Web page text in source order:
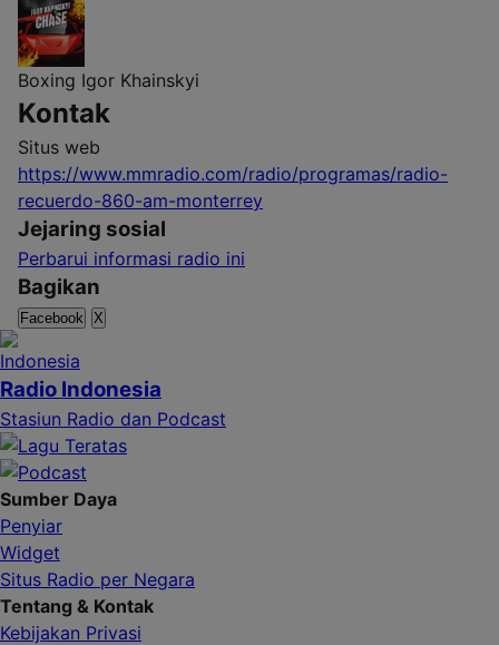
Boxing Igor Khainskyi
Kontak
Situs web
https://www.mmradio.com/radio/programas/radio-
recuerdo-860-am-monterrey
Jejaring sosial
Perbarui informasi radio ini
Bagikan
Facebook X
Radio Indonesia
Stasiun Radio dan Podcast
Sumber Daya
Penyiar
Widget
Situs Radio per Negara
Tentang & Kontak
Kebijakan Privasi